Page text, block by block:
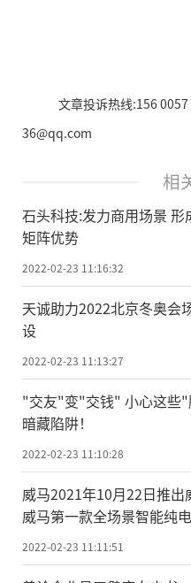
文章投诉热线:156
36@qq.com
相
石头科技:发力商用场景 形
矩阵优势
2022-02-23 11:16:32
天诚助力2022北京冬奥会
设
2022-02-23 11:13:27
"交友"变"交钱" 小心这些
暗藏陷阱！
2022-02-23 11:10:28
威马2021年10月22日推出
威马第一款全场景智能纯
2022-02-23 11:11:51